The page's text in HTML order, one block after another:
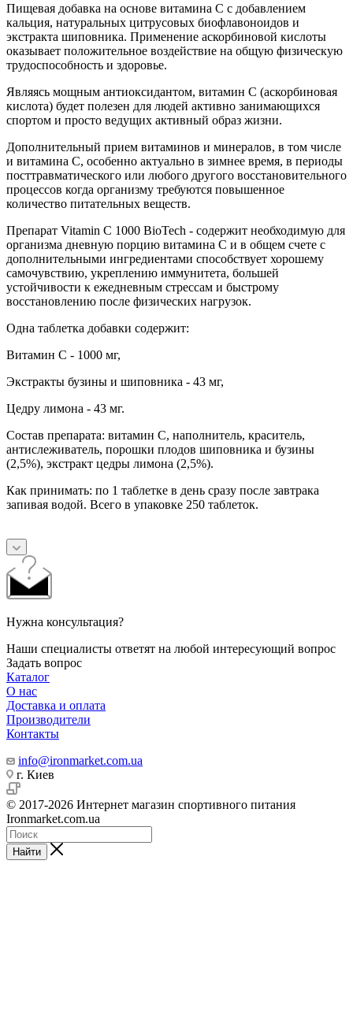
Пищевая добавка на основе витамина C с добавлением
кальция, натуральных цитрусовых биофлавоноидов и
экстракта шиповника. Применение аскорбиновой кислоты
оказывает положительное воздействие на общую физическую
трудоспособность и здоровье.
Являясь мощным антиоксидантом, витамин С (аскорбиновая
кислота) будет полезен для людей активно занимающихся
спортом и просто ведущих активный образ жизни.
Дополнительный прием витаминов и минералов, в том числе
и витамина C, особенно актуально в зимнее время, в периоды
посттравматического или любого другого восстановительного
процессов когда организму требуются повышенное
количество питательных веществ.
Препарат Vitamin C 1000 BioTech - содержит необходимую для
организма дневную порцию витамина С и в общем счете с
дополнительными ингредиентами способствует хорошему
самочувствию, укреплению иммунитета, большей
устойчивости к ежедневным стрессам и быстрому
восстановлению после физических нагрузок.
Одна таблетка добавки содержит:
Витамин С - 1000 мг,
Экстракты бузины и шиповника - 43 мг,
Цедру лимона - 43 мг.
Состав препарата: витамин С, наполнитель, краситель,
антислеживатель, порошки плодов шиповника и бузины
(2,5%), экстракт цедры лимона (2,5%).
Как принимать: по 1 таблетке в день сразу после завтрака
запивая водой. Всего в упаковке 250 таблеток.
Нужна консультация?
Наши специалисты ответят на любой интересующий вопрос
Задать вопрос
Каталог
О нас
Доставка и оплата
Производители
Контакты
info@ironmarket.com.ua
г. Киев
© 2017-2026 Интернет магазин спортивного питания
Ironmarket.com.ua
Найти